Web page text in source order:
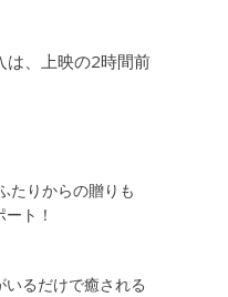
は、上映の2時間前
たりからの贈りも
ト！
るだけで癒される